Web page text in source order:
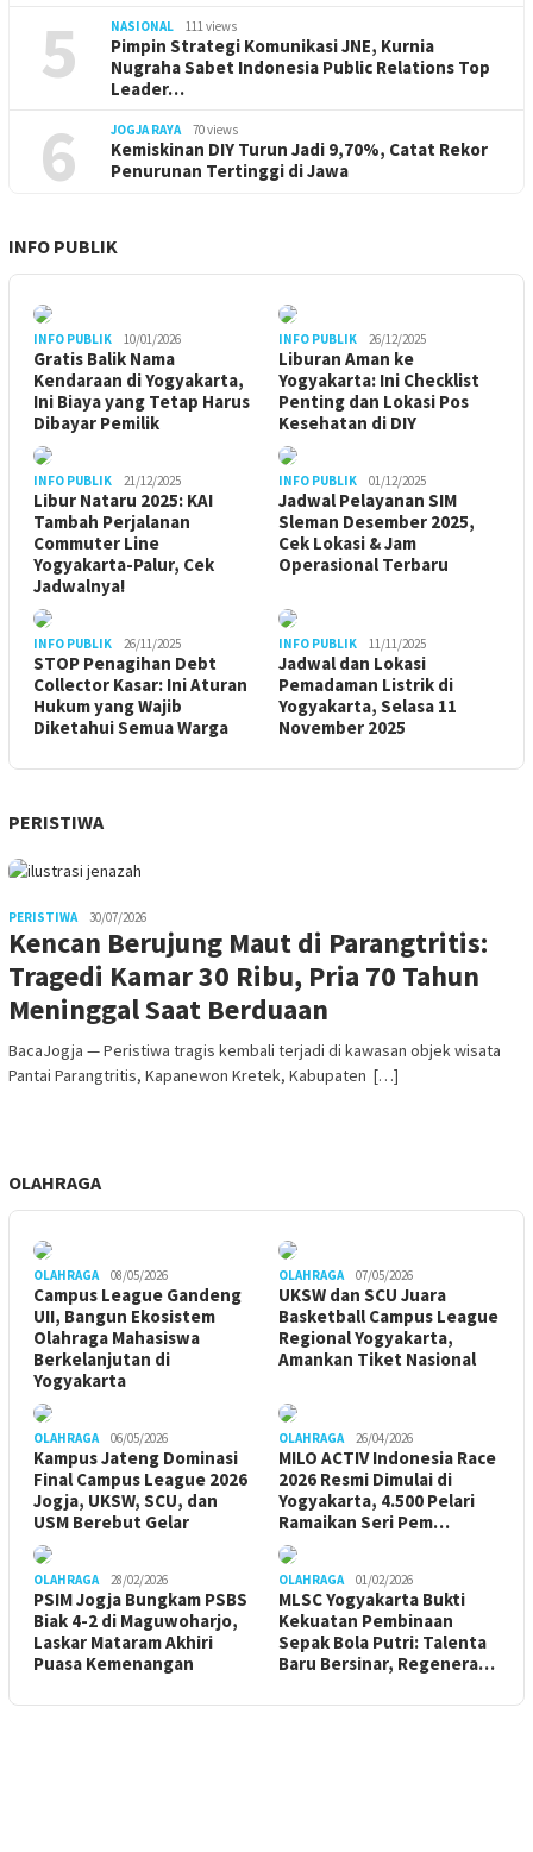
5 NASIONAL 111 views
Pimpin Strategi Komunikasi JNE, Kurnia
Nugraha Sabet Indonesia Public Relations Top
Leader…
6 JOGJA RAYA 70 views
Kemiskinan DIY Turun Jadi 9,70%, Catat Rekor
Penurunan Tertinggi di Jawa
INFO PUBLIK
INFO PUBLIK 10/01/2026
Gratis Balik Nama
Kendaraan di Yogyakarta,
Ini Biaya yang Tetap Harus
Dibayar Pemilik
INFO PUBLIK 26/12/2025
Liburan Aman ke
Yogyakarta: Ini Checklist
Penting dan Lokasi Pos
Kesehatan di DIY
INFO PUBLIK 21/12/2025
Libur Nataru 2025: KAI
Tambah Perjalanan
Commuter Line
Yogyakarta-Palur, Cek
Jadwalnya!
INFO PUBLIK 01/12/2025
Jadwal Pelayanan SIM
Sleman Desember 2025,
Cek Lokasi & Jam
Operasional Terbaru
INFO PUBLIK 26/11/2025
STOP Penagihan Debt
Collector Kasar: Ini Aturan
Hukum yang Wajib
Diketahui Semua Warga
INFO PUBLIK 11/11/2025
Jadwal dan Lokasi
Pemadaman Listrik di
Yogyakarta, Selasa 11
November 2025
PERISTIWA
PERISTIWA 30/07/2026
Kencan Berujung Maut di Parangtritis:
Tragedi Kamar 30 Ribu, Pria 70 Tahun
Meninggal Saat Berduaan
BacaJogja — Peristiwa tragis kembali terjadi di kawasan objek wisata
Pantai Parangtritis, Kapanewon Kretek, Kabupaten […]
OLAHRAGA
OLAHRAGA 08/05/2026
Campus League Gandeng
UII, Bangun Ekosistem
Olahraga Mahasiswa
Berkelanjutan di
Yogyakarta
OLAHRAGA 07/05/2026
UKSW dan SCU Juara
Basketball Campus League
Regional Yogyakarta,
Amankan Tiket Nasional
OLAHRAGA 06/05/2026
Kampus Jateng Dominasi
Final Campus League 2026
Jogja, UKSW, SCU, dan
USM Berebut Gelar
OLAHRAGA 26/04/2026
MILO ACTIV Indonesia Race
2026 Resmi Dimulai di
Yogyakarta, 4.500 Pelari
Ramaikan Seri Pem…
OLAHRAGA 28/02/2026
PSIM Jogja Bungkam PSBS
Biak 4-2 di Maguwoharjo,
Laskar Mataram Akhiri
Puasa Kemenangan
OLAHRAGA 01/02/2026
MLSC Yogyakarta Bukti
Kekuatan Pembinaan
Sepak Bola Putri: Talenta
Baru Bersinar, Regenera…